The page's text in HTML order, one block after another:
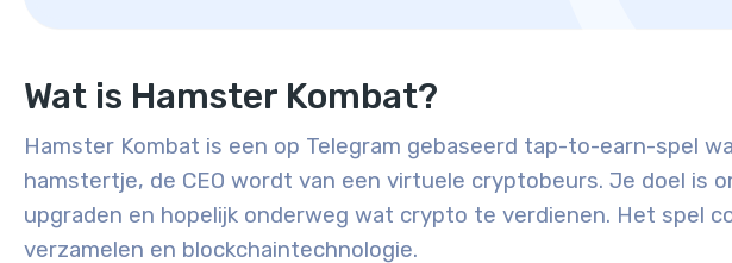
Wat is Hamster Kombat?
Hamster Kombat is een op Telegram gebaseerd tap-to-earn-spel
hamstertje, de CEO wordt van een virtuele cryptobeurs. Je doel is
upgraden en hopelijk onderweg wat crypto te verdienen. Het spel
verzamelen en blockchaintechnologie.